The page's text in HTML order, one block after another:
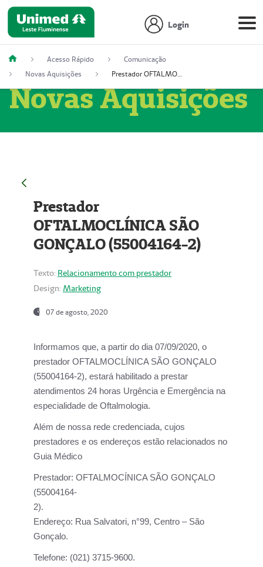
Login
Acesso Rápido
Comunicação
Novas Aquisições
Prestador OFTALMOCLÍNICA SÃO GONÇALO (55004164-2)
Novas Aquisições
Prestador
OFTALMOCLÍNICA SÃO
GONÇALO (55004164-2)
Texto: Relacionamento com prestador
Design: Marketing
07 de agosto, 2020
Informamos que, a partir do dia 07/09/2020, o
prestador OFTALMOCLÍNICA SÃO GONÇALO
(55004164-2), estará habilitado a prestar
atendimentos 24 horas Urgência e Emergência na
especialidade de Oftalmologia.
Além de nossa rede credenciada, cujos
prestadores e os endereços estão relacionados no
Guia Médico
Prestador: OFTALMOCÍNICA SÃO GONÇALO
(55004164-
2).
Endereço: Rua Salvatori, n°99, Centro – São
Gonçalo.
Telefone: (021) 3715-9600.